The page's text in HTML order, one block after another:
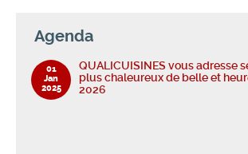
Agenda
01
Jan
2025
QUALICUISINES vous adresse
plus chaleureux de belle et
2026